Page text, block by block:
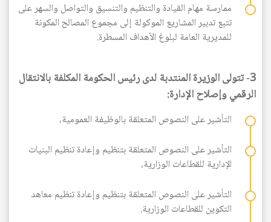
ممارسة مهام القيادة والتنظيم والتنسيق والتواصل والسهر على
تتبع تدبير المشاريع الموكولة إلى مجموع المصالح المكونة
للمديرية العامة لبلوغ الأهداف المسطرة.
3- تتولى الوزيرة المنتدبة لدى رئيس الحكومة المكلفة بالانتقال
الرقمي وإصلاح الإدارة:
التأشير على النصوص المتعلقة بالوظيفة العمومية،
التأشير على النصوص المتعلقة بتنظيم وإعادة تنظيم البنيات
الإدارية للقطاعات الوزارية،
التأشير على النصوص المتعلقة بتنظيم وإعادة تنظيم معاهد
التكوين للقطاعات الوزارية.